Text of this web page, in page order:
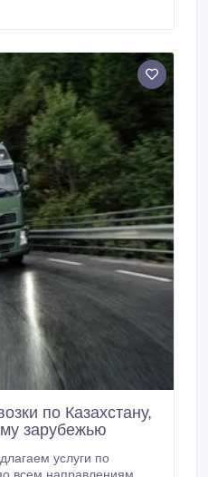
по Казахстану,
зарубежью